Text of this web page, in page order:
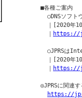
■各種ご案内
○DNSソフト
｜[2020年10
https://
○JPRSは
｜[2020年10
https://
◎JPRSに関連
https://